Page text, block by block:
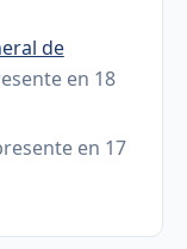
de
en 18
en 17